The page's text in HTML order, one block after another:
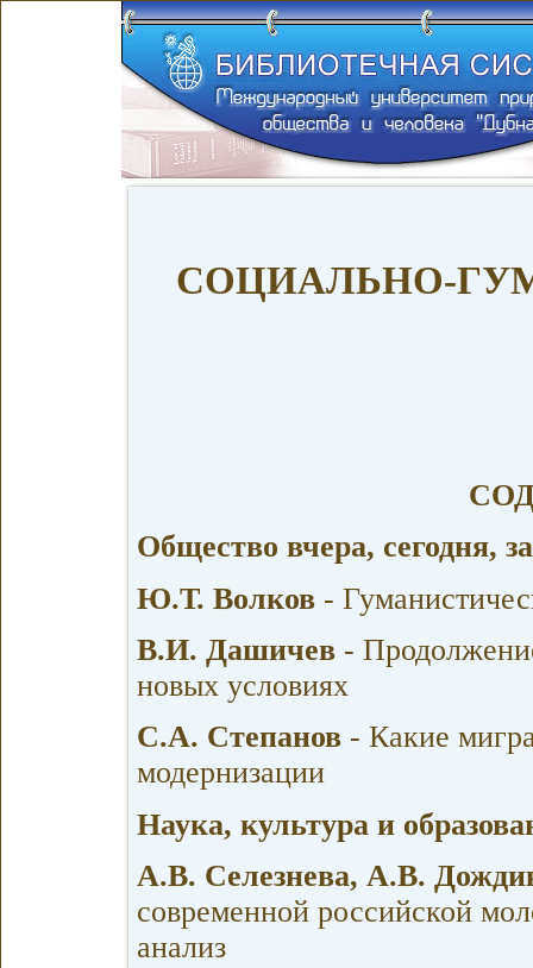
СОЦИАЛЬНО-
Общество вчера, сегодня,
Ю.Т. Волков -
В.И. Дашичев -
новых условиях
С.А. Степанов - Какие
модернизации
Наука, культура и
А.В. Селезнева, А.В.
современной российской
анализ